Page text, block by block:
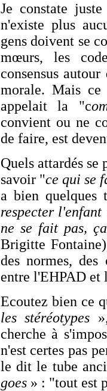
Je constate
n'existe plus
gens doivent se
mœurs, les
consensus
morale. Mais ce
appelait la "c
convient ou ne
de faire, est
Quels attardés se
savoir "ce qui se
a bien quelques
respecter l'enfant
ne se fait pas,
Brigitte
des normes,
entre l'EHPAD et
Ecoutez bien ce
les stéréotypes
cherche à
n'est certes pas
le dit le tube
goes » : "tout est